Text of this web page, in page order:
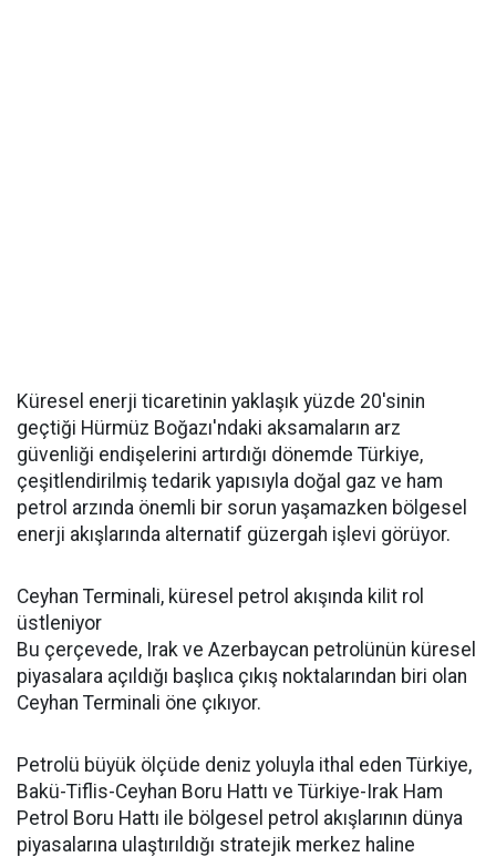
Küresel enerji ticaretinin yaklaşık yüzde 20'sinin
geçtiği Hürmüz Boğazı'ndaki aksamaların arz
güvenliği endişelerini artırdığı dönemde Türkiye,
çeşitlendirilmiş tedarik yapısıyla doğal gaz ve ham
petrol arzında önemli bir sorun yaşamazken bölgesel
enerji akışlarında alternatif güzergah işlevi görüyor.
Ceyhan Terminali, küresel petrol akışında kilit rol
üstleniyor
Bu çerçevede, Irak ve Azerbaycan petrolünün küresel
piyasalara açıldığı başlıca çıkış noktalarından biri olan
Ceyhan Terminali öne çıkıyor.
Petrolü büyük ölçüde deniz yoluyla ithal eden Türkiye,
Bakü-Tiflis-Ceyhan Boru Hattı ve Türkiye-Irak Ham
Petrol Boru Hattı ile bölgesel petrol akışlarının dünya
piyasalarına ulaştırıldığı stratejik merkez haline